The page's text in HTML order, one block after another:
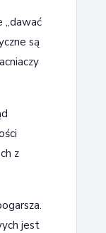
„dawać
są
z
jest